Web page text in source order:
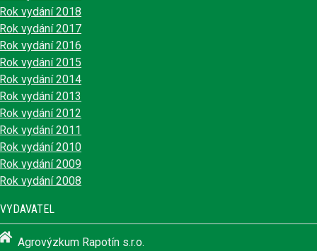
Rok vydání 2018
Rok vydání 2017
Rok vydání 2016
Rok vydání 2015
Rok vydání 2014
Rok vydání 2013
Rok vydání 2012
Rok vydání 2011
Rok vydání 2010
Rok vydání 2009
Rok vydání 2008
VYDAVATEL
Agrovýzkum Rapotín s.r.o.